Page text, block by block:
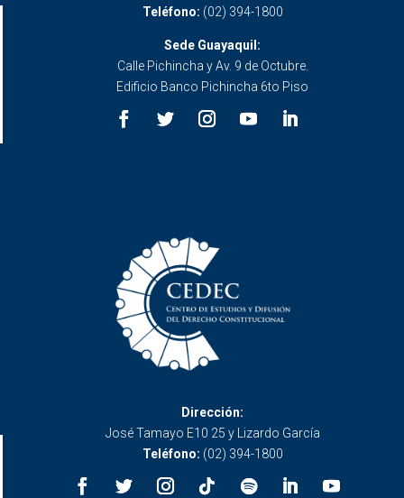
Teléfono: (02) 394-1800
Sede Guayaquil:
Calle Pichincha y Av. 9 de Octubre.
Edificio Banco Pichincha 6to Piso
Dirección:
José Tamayo E10 25 y Lizardo García
Teléfono: (02) 394-1800